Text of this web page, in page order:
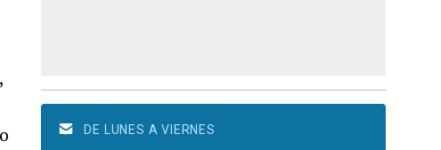
DE LUNES A VIERNES